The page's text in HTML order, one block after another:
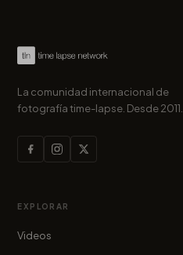
La comunidad internacional de
fotografía time-lapse. Desde 2011.
EXPLORAR
Videos